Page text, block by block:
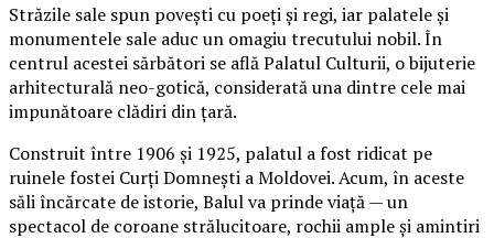
Străzile sale spun povești cu poeți și regi, iar palatele și
monumentele sale aduc un omagiu trecutului nobil. În
centrul acestei sărbători se află Palatul Culturii, o bijuterie
arhitecturală neo-gotică, considerată una dintre cele mai
impunătoare clădiri din țară.
Construit între 1906 și 1925, palatul a fost ridicat pe
ruinele fostei Curți Domnești a Moldovei. Acum, în aceste
săli încărcate de istorie, Balul va prinde viață — un
spectacol de coroane strălucitoare, rochii ample și amintiri